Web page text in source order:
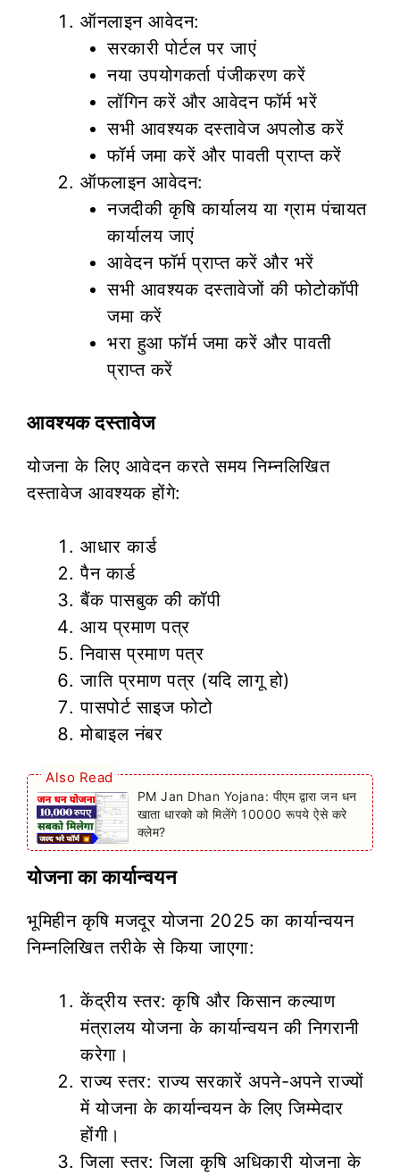
ऑनलाइन आवेदन:
सरकारी पोर्टल पर जाएं
नया उपयोगकर्ता पंजीकरण करें
लॉगिन करें और आवेदन फॉर्म भरें
सभी आवश्यक दस्तावेज अपलोड करें
फॉर्म जमा करें और पावती प्राप्त करें
ऑफलाइन आवेदन:
नजदीकी कृषि कार्यालय या ग्राम पंचायत
कार्यालय जाएं
आवेदन फॉर्म प्राप्त करें और भरें
सभी आवश्यक दस्तावेजों की फोटोकॉपी
जमा करें
भरा हुआ फॉर्म जमा करें और पावती
प्राप्त करें
आवश्यक दस्तावेज
योजना के लिए आवेदन करते समय निम्नलिखित
दस्तावेज आवश्यक होंगे:
आधार कार्ड
पैन कार्ड
बैंक पासबुक की कॉपी
आय प्रमाण पत्र
निवास प्रमाण पत्र
जाति प्रमाण पत्र (यदि लागू हो)
पासपोर्ट साइज फोटो
मोबाइल नंबर
Also Read
PM Jan Dhan Yojana: पीएम द्वारा जन धन
खाता धारको को मिलेंगे 10000 रूपये ऐसे करे
क्लेम?
योजना का कार्यान्वयन
भूमिहीन कृषि मजदूर योजना 2025 का कार्यान्वयन
निम्नलिखित तरीके से किया जाएगा:
केंद्रीय स्तर: कृषि और किसान कल्याण
मंत्रालय योजना के कार्यान्वयन की निगरानी
करेगा।
राज्य स्तर: राज्य सरकारें अपने-अपने राज्यों
में योजना के कार्यान्वयन के लिए जिम्मेदार
होंगी।
जिला स्तर: जिला कृषि अधिकारी योजना के